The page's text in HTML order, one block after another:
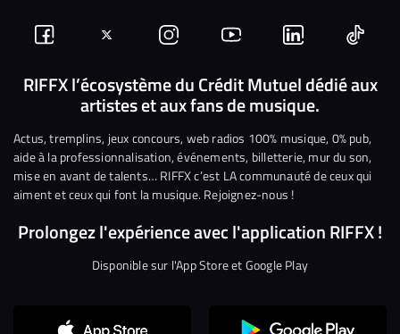
Suivez-
nous
Facebook
Suivez-
nous
sur
Twitter
Nous
rejoindre
sur
Instagram
Nous
rejoindre
sur
YouTube
Nous
rejoindre
sur
Linkedin
Nous
RIFFX l’écosystème du Crédit Mutuel dédié aux
artistes et aux fans de musique.
Actus, tremplins, jeux concours, web radios 100% musique, 0% pub,
aide à la professionnalisation, événements, billetterie, mur du son,
mise en avant de talents… RIFFX c’est LA communauté de ceux qui
aiment et ceux qui font la musique. Rejoignez-nous !
Prolongez l'expérience avec l'application RIFFX !
Disponible sur l'App Store et Google Play